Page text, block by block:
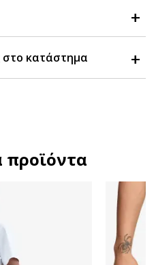
στο κατάστημα
προϊόντα